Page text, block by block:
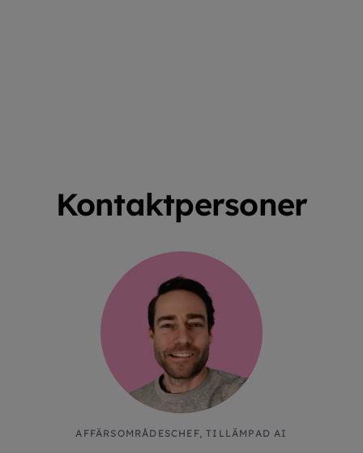
Kontaktpersoner
AFFÄRSOMRÅDESCHEF, TILLÄMPAD AI